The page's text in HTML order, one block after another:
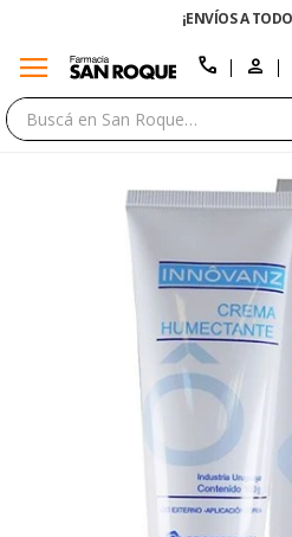
¡ENVÍOS A TODO EL PAÍS!
menu call
close